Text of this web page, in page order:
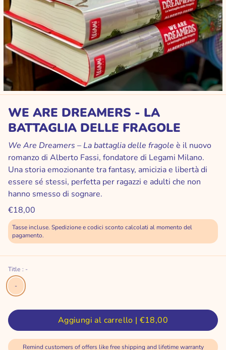
WE ARE DREAMERS - LA
BATTAGLIA DELLE FRAGOLE
We Are Dreamers – La battaglia delle fragole è il nuovo
romanzo di Alberto Fassi, fondatore di Legami Milano.
Una storia emozionante tra fantasy, amicizia e libertà di
essere sé stessi, perfetta per ragazzi e adulti che non
hanno smesso di sognare.
€18,00
Tasse incluse. Spedizione e codici sconto calcolati al momento del
pagamento.
Title : -
-
Aggiungi al carrello | €18,00
Remind customers of offers like free shipping and lifetime warranty